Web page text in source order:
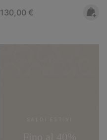
Regular price:
130,00 €